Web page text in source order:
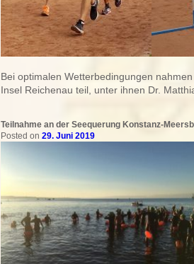
Bei optimalen Wetterbedingungen
Insel Reichenau teil, unter ihnen Dr.
Teilnahme an der Seequerung Konstanz-
Posted on29. Juni 2019